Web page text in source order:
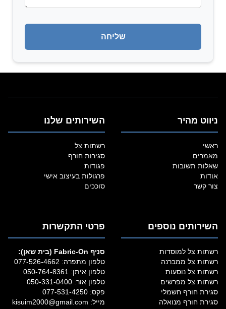
ניווט מהיר
ראשי
מאמרים
שאלות תשובות
אודות
צור קשר
השירותים שלנו
רשתות צל
סגירות חורף
פגודות
פרגולות בעיצוב אישי
סוככים
השירותים נוספים
רשתות צל למוסדות
רשתות צל ממברנה
רשתות צל נוסעות
רשתות צל מפרשים
סגירת חורף חשמלי
סגירת חורף מנואלה
פרטי התקשרות
סניף Fabric‑On (בית שאן):
טלפון מתפרה: 077-526-4662
טלפון איתן: 050-764-8361
טלפון אור: 050-331-0400
פקס: 077-531-4250
מייל: kisuim2000@gmail.com